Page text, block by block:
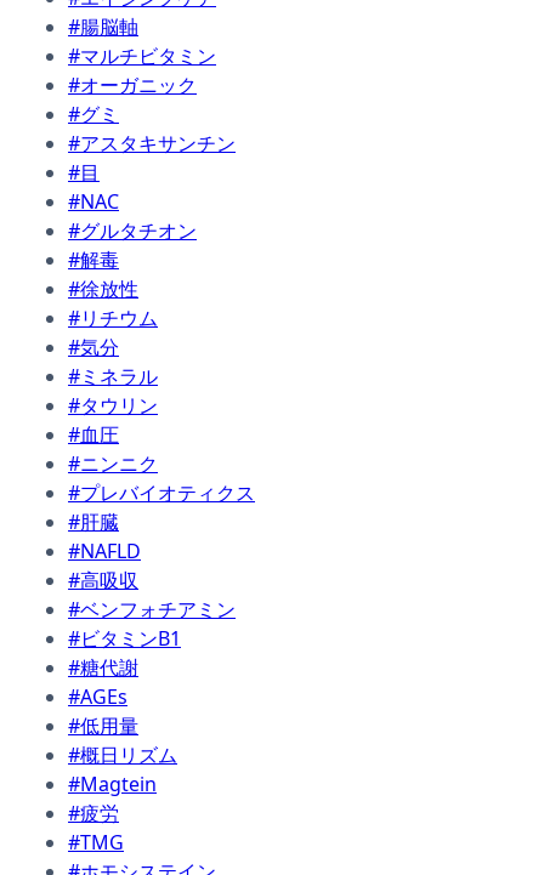
#腸脳軸
#マルチビタミン
#オーガニック
#グミ
#アスタキサンチン
#目
#NAC
#グルタチオン
#解毒
#徐放性
#リチウム
#気分
#ミネラル
#タウリン
#血圧
#ニンニク
#プレバイオティクス
#肝臓
#NAFLD
#高吸収
#ベンフォチアミン
#ビタミンB1
#糖代謝
#AGEs
#低用量
#概日リズム
#Magtein
#疲労
#TMG